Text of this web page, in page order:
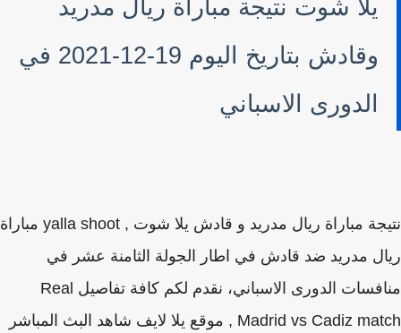
يلا شوت نتيجة مباراة ريال مدريد
وقادش بتاريخ اليوم 19-12-2021 في
الدورى الاسباني
نتيجة مباراة ريال مدريد و قادش يلا شوت , yalla shoot مباراة
مدريد ضد قادش في اطار الجولة الثامنة عشر في
منافسات الدورى الاسباني، نقدم لكم كافة تفاصيل Real
Madrid vs Cadiz match , موقع يلا لايف شاهد البث المباشر